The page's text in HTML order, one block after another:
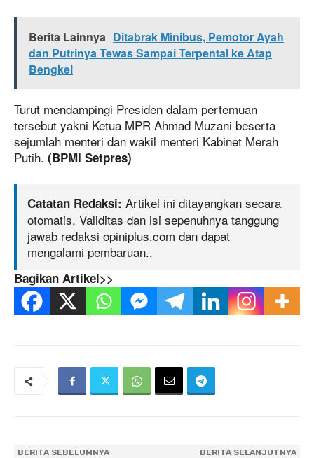
Berita Lainnya Ditabrak Minibus, Pemotor Ayah
dan Putrinya Tewas Sampai Terpental ke Atap
Bengkel
Turut mendampingi Presiden dalam pertemuan
tersebut yakni Ketua MPR Ahmad Muzani beserta
sejumlah menteri dan wakil menteri Kabinet Merah
Putih. (BPMI Setpres)
Catatan Redaksi: Artikel ini ditayangkan secara
otomatis. Validitas dan isi sepenuhnya tanggung
jawab redaksi opiniplus.com dan dapat
mengalami pembaruan..
Bagikan Artikel>>
BERITA SEBELUMNYA BERITA SELANJUTNYA